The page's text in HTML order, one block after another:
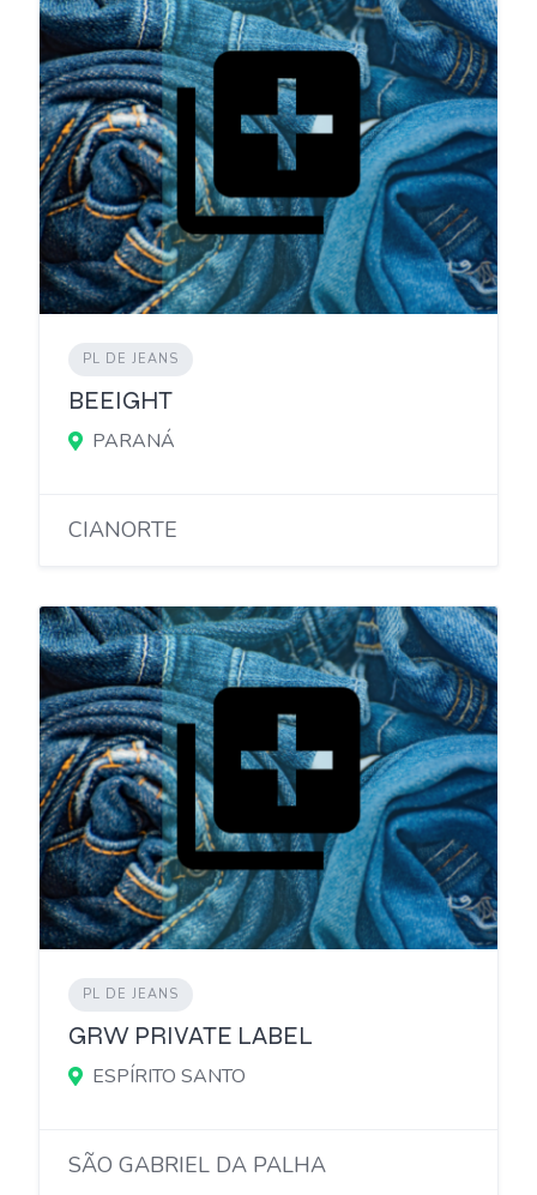
PL DE JEANS
BEEIGHT
PARANÁ
CIANORTE
PL DE JEANS
GRW PRIVATE LABEL
ESPÍRITO SANTO
SÃO GABRIEL DA PALHA